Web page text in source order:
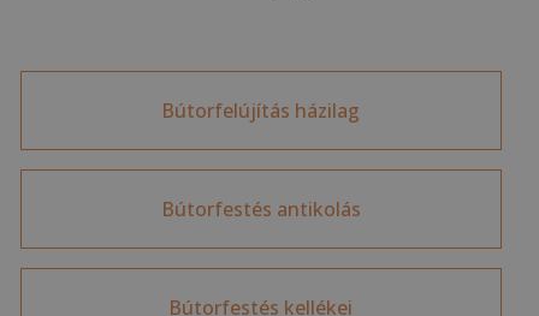
Bútorfelújítás házilag
Bútorfestés antikolás
Bútorfestés kellékei